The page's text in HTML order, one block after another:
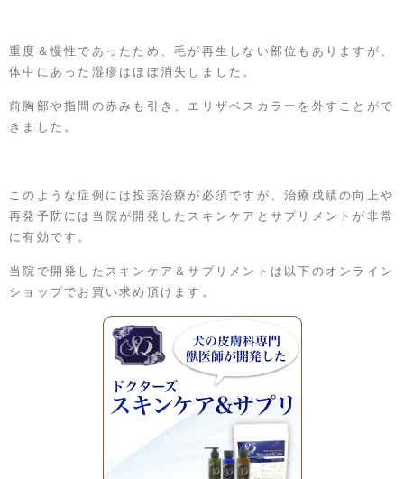
重度＆慢性であったため、毛が再生しない部位もありますが、
体中にあった湿疹はほぼ消失しました。
前胸部や指間の赤みも引き、エリザベスカラーを外すことがで
きました。
このような症例には投薬治療が必須ですが、治療成績の向上や
再発予防には当院が開発したスキンケアとサプリメントが非常
に有効です。
当院で開発したスキンケア＆サプリメントは以下のオンライン
ショップでお買い求め頂けます。